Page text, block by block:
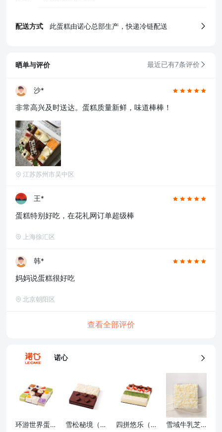
配送方式 此蛋糕由诺心总部生产，快递冷链配送
确定
晒单与评价 最近已有7条评价
沙*
非常高兴及时送达。蛋糕质量新鲜，味道棒棒！
江苏苏州市吴中区
王*
蛋糕特别好吃，在花礼网订单超级棒
上海徐汇区
韩*
妈妈说蛋糕很好吃
北京朝阳区
查看全部评价
诺心
环游世界蛋糕（约454g）
雪松秘境（约454g）
四拼悠乐（ 约454g）
雪域牛乳芝士蛋糕（约454g）